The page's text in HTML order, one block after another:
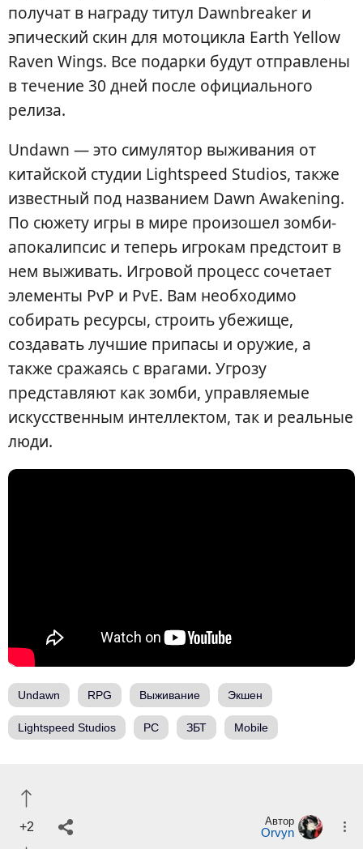
получат в награду титул Dawnbreaker и
эпический скин для мотоцикла Earth Yellow
Raven Wings. Все подарки будут отправлены
в течение 30 дней после официального
релиза.
Undawn — это симулятор выживания от
китайской студии Lightspeed Studios, также
известный под названием Dawn Awakening.
По сюжету игры в мире произошел зомби-
апокалипсис и теперь игрокам предстоит в
нем выживать. Игровой процесс сочетает
элементы PvP и PvE. Вам необходимо
собирать ресурсы, строить убежище,
создавать лучшие припасы и оружие, а
также сражаясь с врагами. Угрозу
представляют как зомби, управляемые
искусственным интеллектом, так и реальные
люди.
Undawn RPG Выживание Экшен
Lightspeed Studios PC ЗБТ Mobile
+2 Автор
Orvyn